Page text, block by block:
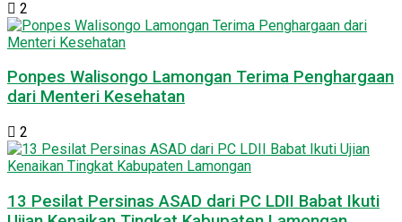
2
Ponpes Walisongo Lamongan Terima Penghargaan
dari Menteri Kesehatan
2
13 Pesilat Persinas ASAD dari PC LDII Babat Ikuti